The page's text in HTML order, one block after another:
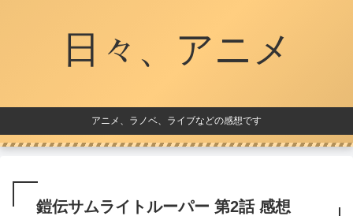
日々、アニメ
アニメ、ラノベ、ライブなどの感想です
鎧伝サムライトルーパー 第2話 感想